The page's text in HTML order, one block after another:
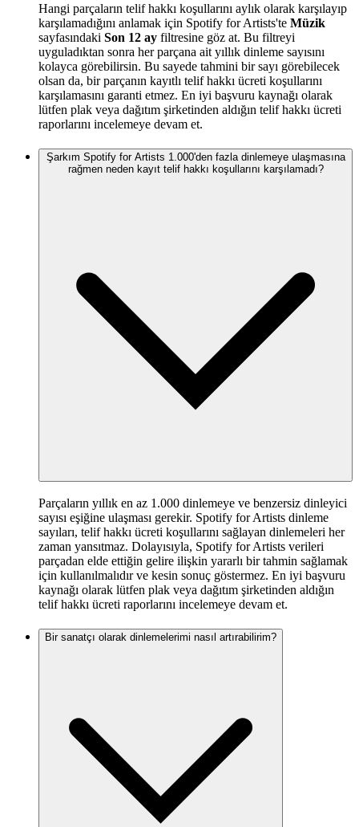
Hangi parçaların telif hakkı koşullarını aylık olarak karşılayıp
karşılamadığını anlamak için Spotify for Artists'te Müzik
sayfasındaki Son 12 ay filtresine göz at. Bu filtreyi
uyguladıktan sonra her parçana ait yıllık dinleme sayısını
kolayca görebilirsin. Bu sayede tahmini bir sayı görebilecek
olsan da, bir parçanın kayıtlı telif hakkı ücreti koşullarını
karşılamasını garanti etmez. En iyi başvuru kaynağı olarak
lütfen plak veya dağıtım şirketinden aldığın telif hakkı ücreti
raporlarını incelemeye devam et.
Şarkım Spotify for Artists 1.000'den fazla dinlemeye ulaşmasına
rağmen neden kayıt telif hakkı koşullarını karşılamadı?
Parçaların yıllık en az 1.000 dinlemeye ve benzersiz dinleyici
sayısı eşiğine ulaşması gerekir. Spotify for Artists dinleme
sayıları, telif hakkı ücreti koşullarını sağlayan dinlemeleri her
zaman yansıtmaz. Dolayısıyla, Spotify for Artists verileri
parçadan elde ettiğin gelire ilişkin yararlı bir tahmin sağlamak
için kullanılmalıdır ve kesin sonuç göstermez. En iyi başvuru
kaynağı olarak lütfen plak veya dağıtım şirketinden aldığın
telif hakkı ücreti raporlarını incelemeye devam et.
Bir sanatçı olarak dinlemelerimi nasıl artırabilirim?